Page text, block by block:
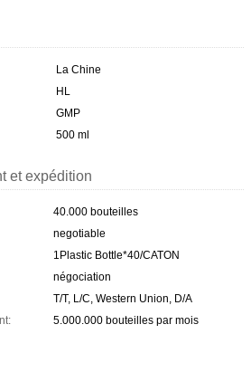
La Chine
HL
GMP
500 ml
et expédition
40.000 bouteilles
negotiable
1Plastic Bottle*40/CATON
négociation
T/T, L/C, Western Union, D/A
5.000.000 bouteilles par mois